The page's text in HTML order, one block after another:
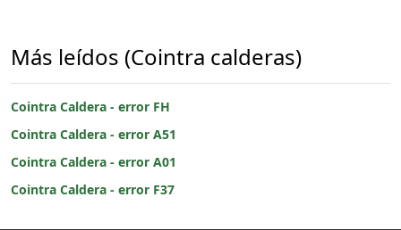
Más leídos (Cointra calderas)
Cointra Caldera - error FH
Cointra Caldera - error A51
Cointra Caldera - error A01
Cointra Caldera - error F37